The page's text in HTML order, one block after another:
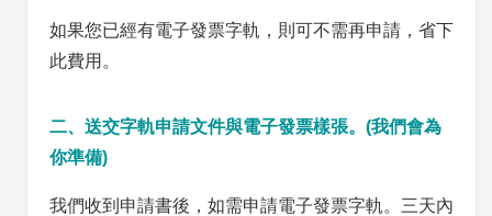
如果您已經有電子發票字軌，則可不需再申請，省下
此費用。
二、送交字軌申請文件與電子發票樣張。(我們會為
你準備)
我們收到申請書後，如需申請電子發票字軌。三天內